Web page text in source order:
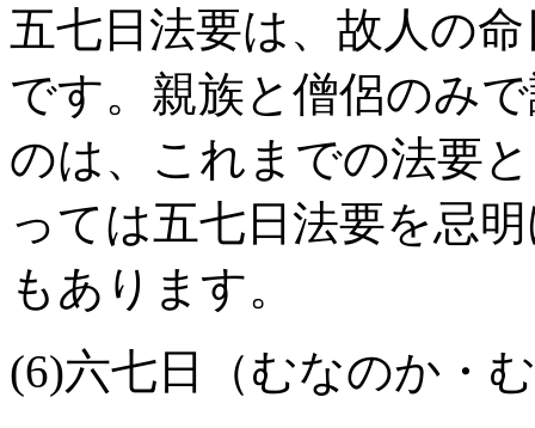
五七日法要は、故人の
です。親族と僧侶のみ
のは、これまでの法要
っては五七日法要を忌
もあります。
(6)六七日（むなのか・